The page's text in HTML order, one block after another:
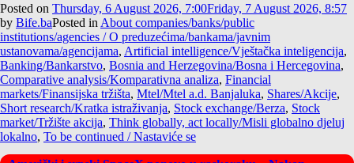
Posted on Thursday, 6 August 2026, 7:00Friday, 7 August 2026, 8:57
by Bife.baPosted in About companies/banks/public
institutions/agencies / O preduzećima/bankama/javnim
ustanovama/agencijama, Artificial intelligence/Vještačka inteligencija,
Banking/Bankarstvo, Bosnia and Herzegovina/Bosna i Hercegovina,
Comparative analysis/Komparativna analiza, Financial
markets/Finansijska tržišta, Mtel/Mtel a.d. Banjaluka, Shares/Akcije,
Short research/Kratka istraživanja, Stock exchange/Berza, Stock
market/Tržište akcija, Think globally, act locally/Misli globalno djeluj
lokalno, To be continued / Nastaviće se